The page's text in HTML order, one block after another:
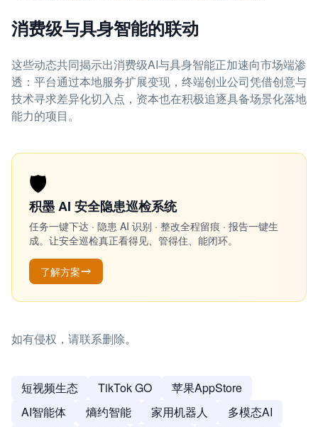
消费级与具身智能的联动
这些动态共同揭示出消费级AI与具身智能正加速向市场端渗
透：平台通过本地服务扩展变现，终端创业公司凭借创意与
技术寻求差异化切入点，资本也在积极追逐具备场景化落地
能力的项目。
🛡️
积墨 AI 安全隐患巡检系统
任务一键下达 · 隐患 AI 识别 · 整改全程留痕 · 报告一键生
成。让安全巡检真正看得见、管得住、能闭环。
了解方案
如有侵权，请联系删除。
短视频生态 TikTok GO
苹果AppStore
AI智能体
熵约智能 家用机器人
多模态AI